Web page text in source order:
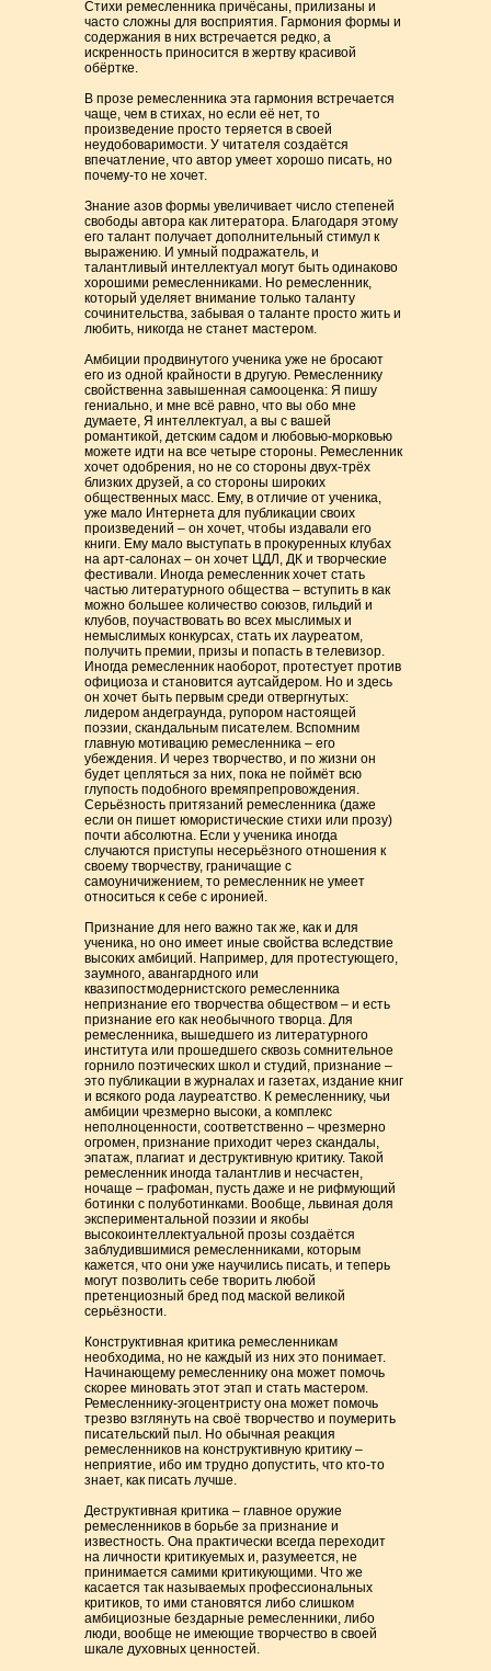
Стихи ремесленника причёсаны, прилизаны и
часто сложны для восприятия. Гармония формы и
содержания в них встречается редко, а
искренность приносится в жертву красивой
обёртке.
В прозе ремесленника эта гармония встречается
чаще, чем в стихах, но если её нет, то
произведение просто теряется в своей
неудобоваримости. У читателя создаётся
впечатление, что автор умеет хорошо писать, но
почему-то не хочет.
Знание азов формы увеличивает число степеней
свободы автора как литератора. Благодаря этому
его талант получает дополнительный стимул к
выражению. И умный подражатель, и
талантливый интеллектуал могут быть одинаково
хорошими ремесленниками. Но ремесленник,
который уделяет внимание только таланту
сочинительства, забывая о таланте просто жить и
любить, никогда не станет мастером.
Амбиции продвинутого ученика уже не бросают
его из одной крайности в другую. Ремесленнику
свойственна завышенная самооценка: Я пишу
гениально, и мне всё равно, что вы обо мне
думаете, Я интеллектуал, а вы с вашей
романтикой, детским садом и любовью-морковью
можете идти на все четыре стороны. Ремесленник
хочет одобрения, но не со стороны двух-трёх
близких друзей, а со стороны широких
общественных масс. Ему, в отличие от ученика,
уже мало Интернета для публикации своих
произведений – он хочет, чтобы издавали его
книги. Ему мало выступать в прокуренных клубах
на арт-салонах – он хочет ЦДЛ, ДК и творческие
фестивали. Иногда ремесленник хочет стать
частью литературного общества – вступить в как
можно большее количество союзов, гильдий и
клубов, поучаствовать во всех мыслимых и
немыслимых конкурсах, стать их лауреатом,
получить премии, призы и попасть в телевизор.
Иногда ремесленник наоборот, протестует против
официоза и становится аутсайдером. Но и здесь
он хочет быть первым среди отвергнутых:
лидером андеграунда, рупором настоящей
поэзии, скандальным писателем. Вспомним
главную мотивацию ремесленника – его
убеждения. И через творчество, и по жизни он
будет цепляться за них, пока не поймёт всю
глупость подобного времяпрепровождения.
Серьёзность притязаний ремесленника (даже
если он пишет юмористические стихи или прозу)
почти абсолютна. Если у ученика иногда
случаются приступы несерьёзного отношения к
своему творчеству, граничащие с
самоуничижением, то ремесленник не умеет
относиться к себе с иронией.
Признание для него важно так же, как и для
ученика, но оно имеет иные свойства вследствие
высоких амбиций. Например, для протестующего,
заумного, авангардного или
квазипостмодернистского ремесленника
непризнание его творчества обществом – и есть
признание его как необычного творца. Для
ремесленника, вышедшего из литературного
института или прошедшего сквозь сомнительное
горнило поэтических школ и студий, признание –
это публикации в журналах и газетах, издание книг
и всякого рода лауреатство. К ремесленнику, чьи
амбиции чрезмерно высоки, а комплекс
неполноценности, соответственно – чрезмерно
огромен, признание приходит через скандалы,
эпатаж, плагиат и деструктивную критику. Такой
ремесленник иногда талантлив и несчастен,
ночаще – графоман, пусть даже и не рифмующий
ботинки с полуботинками. Вообще, львиная доля
экспериментальной поэзии и якобы
высокоинтеллектуальной прозы создаётся
заблудившимися ремесленниками, которым
кажется, что они уже научились писать, и теперь
могут позволить себе творить любой
претенциозный бред под маской великой
серьёзности.
Конструктивная критика ремесленникам
необходима, но не каждый из них это понимает.
Начинающему ремесленнику она может помочь
скорее миновать этот этап и стать мастером.
Ремесленнику-эгоцентристу она может помочь
трезво взглянуть на своё творчество и поумерить
писательский пыл. Но обычная реакция
ремесленников на конструктивную критику –
неприятие, ибо им трудно допустить, что кто-то
знает, как писать лучше.
Деструктивная критика – главное оружие
ремесленников в борьбе за признание и
известность. Она практически всегда переходит
на личности критикуемых и, разумеется, не
принимается самими критикующими. Что же
касается так называемых профессиональных
критиков, то ими становятся либо слишком
амбициозные бездарные ремесленники, либо
люди, вообще не имеющие творчество в своей
шкале духовных ценностей.